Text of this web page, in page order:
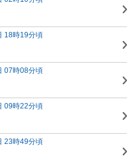
18時19分頃
07時08分頃
09時22分頃
23時49分頃